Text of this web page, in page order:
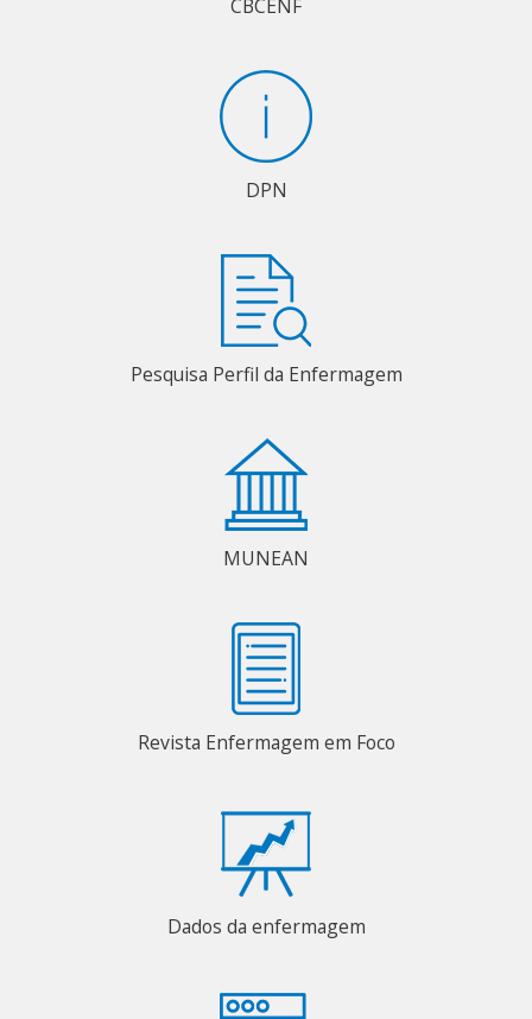
CBCENF
DPN
Pesquisa Perfil da Enfermagem
MUNEAN
Revista Enfermagem em Foco
Dados da enfermagem